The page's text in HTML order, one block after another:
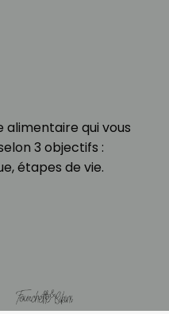
alimentaire qui vous
3 objectifs :
étapes de vie.